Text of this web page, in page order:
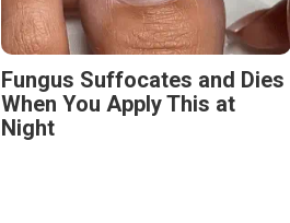
Fungus Suffocates and Dies
When You Apply This at
Night